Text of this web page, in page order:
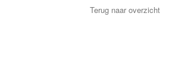
Terug naar overzicht